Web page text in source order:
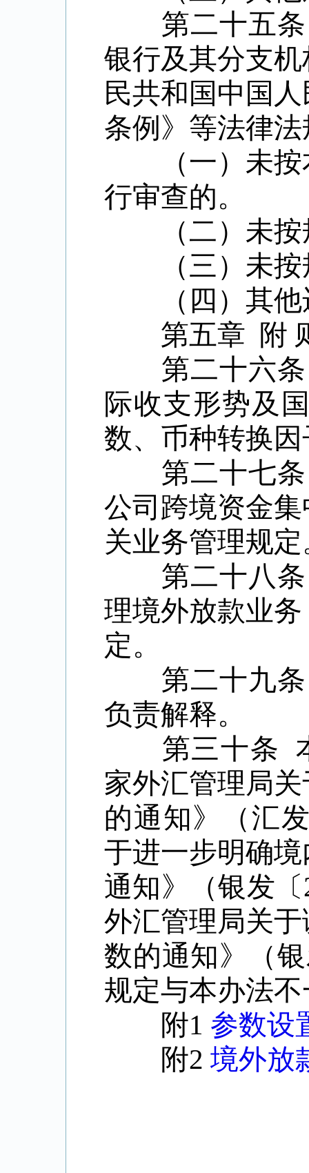
第二十五条
银行及其分支
民共和国中国
条例》等法律
（一）未按
行审查的。
（二）未按
（三）未按
（四）其他
第五章 附
第二十六条
际收支形势及
数、币种转换
第二十七条
公司跨境资金
关业务管理规定
第二十八条
理境外放款业
定。
第二十九条
负责解释。
第三十条
家外汇管理局
的通知》（汇
于进一步明确
通知》（银发〔
外汇管理局关
数的通知》（
规定与本办法
附1 参数设
附2 境外放